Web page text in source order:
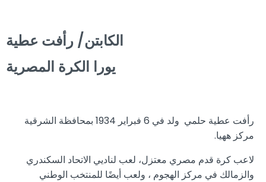
الكابتن/ رأفت عطية
يورا الكرة المصرية
رأفت عطية حلمي ولد في 6 فبراير 1934 بمحافظة الشرقية
مركز ههيا.
لاعب كرة قدم مصري معتزل، لعب لناديي الاتحاد السكندري
والزمالك في مركز الهجوم ، ولعب أيضًا للمنتخب الوطني